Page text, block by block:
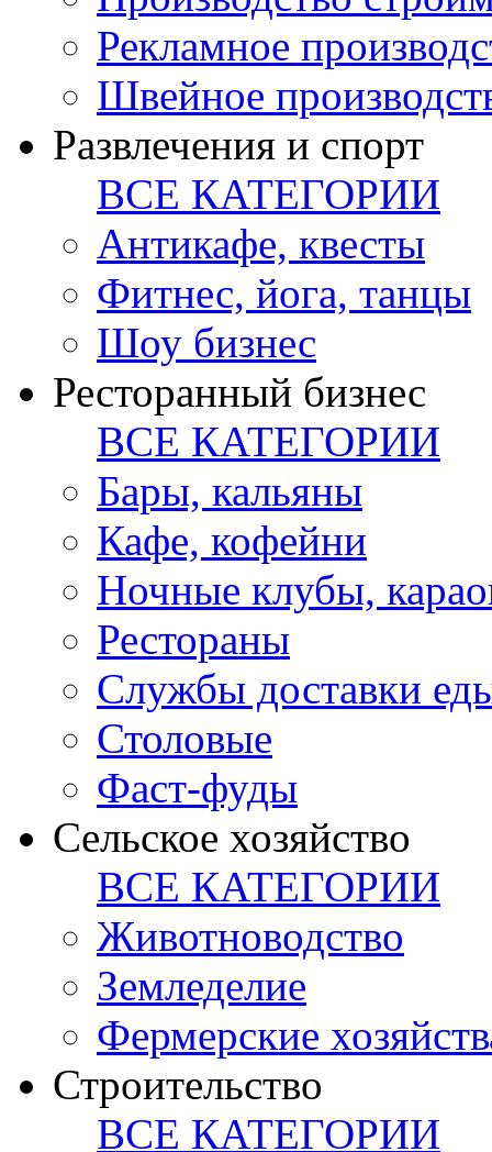
Рекламное
Швейное
Развлечения и спорт
ВСЕ КАТЕГОРИИ
Антикафе, квесты
Фитнес, йога, танцы
Шоу бизнес
Ресторанный бизнес
ВСЕ КАТЕГОРИИ
Бары, кальяны
Кафе, кофейни
Ночные клубы,
Рестораны
Службы доставки
Столовые
Фаст-фуды
Сельское хозяйство
ВСЕ КАТЕГОРИИ
Животноводство
Земледелие
Фермерские
Строительство
ВСЕ КАТЕГОРИИ